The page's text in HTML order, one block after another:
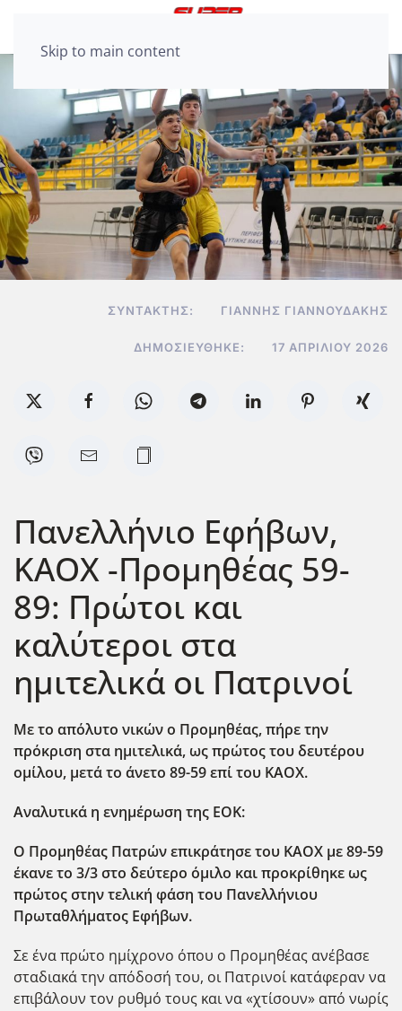
Skip to main content
ΣΥΝΤΆΚΤΗΣ: ΓΙΆΝΝΗΣ ΓΙΑΝΝΟΥΔΆΚΗΣ
ΔΗΜΟΣΙΕΎΘΗΚΕ: 17 ΑΠΡΙΛΊΟΥ 2026
Πανελλήνιο Εφήβων,
ΚΑΟΧ -Προμηθέας 59-
89: Πρώτοι και
καλύτεροι στα
ημιτελικά οι Πατρινοί
Με το απόλυτο νικών ο Προμηθέας, πήρε την
πρόκριση στα ημιτελικά, ως πρώτος του δευτέρου
ομίλου, μετά το άνετο 89-59 επί του ΚΑΟΧ.
Αναλυτικά η ενημέρωση της ΕΟΚ:
Ο Προμηθέας Πατρών επικράτησε του ΚΑΟΧ με 89-59
έκανε το 3/3 στο δεύτερο όμιλο και προκρίθηκε ως
πρώτος στην τελική φάση του Πανελλήνιου
Πρωταθλήματος Εφήβων.
Σε ένα πρώτο ημίχρονο όπου ο Προμηθέας ανέβασε
σταδιακά την απόδοσή του, οι Πατρινοί κατάφεραν να
επιβάλουν τον ρυθμό τους και να «χτίσουν» από νωρίς